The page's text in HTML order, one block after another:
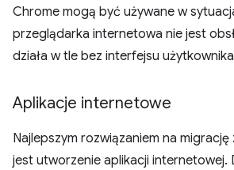
Chrome mogą być używane w
przeglądarka internetowa nie jest
działa w tle bez interfejsu
Aplikacje internetowe
Najlepszym rozwiązaniem na
jest utworzenie aplikacji internetowej.